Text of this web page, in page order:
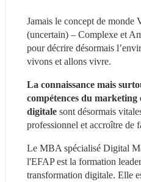
Jamais le concept de
(uncertain) – Complexe et
pour décrire désormais
vivons et allons vivre.
La connaissance mais
compétences du
digitale sont désormais
professionnel et accroître de
Le MBA spécialisé Digital
l'EFAP est la formation
transformation digitale. Elle